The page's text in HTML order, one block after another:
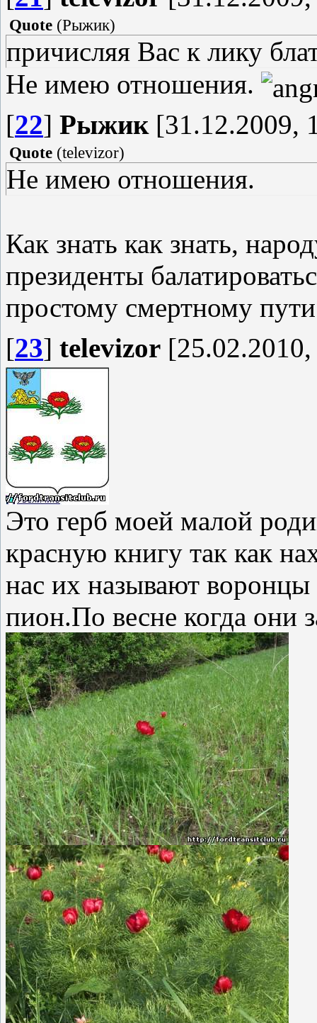
Quote (Рыжик)
причисляя Вас к лику
Не имею отношения.
[22] Рыжик[31.12.2009,
Quote (televizor)
Не имею отношения.
Как знать как знать,
президенты
простому смертному
[23] televizor
Это герб моей малой
красную книгу так как
нас их называют
пион.По весне когда они